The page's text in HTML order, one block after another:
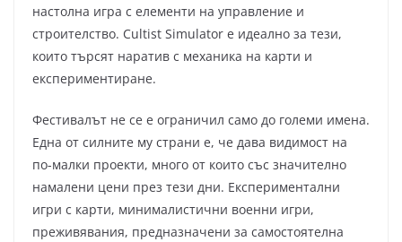
настолна игра с елементи на управление и
строителство. Cultist Simulator е идеално за тези,
които търсят наратив с механика на карти и
експериментиране.
Фестивалът не се е ограничил само до големи имена.
Една от силните му страни е, че дава видимост на
по-малки проекти, много от които със значително
намалени цени през тези дни. Експериментални
игри с карти, минималистични военни игри,
преживявания, предназначени за самостоятелна